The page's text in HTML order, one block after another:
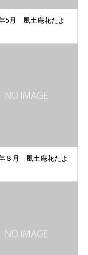
5月 風土庵花たよ
８月 風土庵花たよ